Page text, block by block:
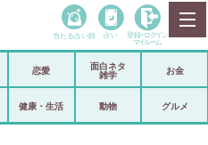
政治
当たる占い師 占い 登録• ログイン
マイルーム
恋愛
面白ネタ
雑学
お金
健康・生活 動物 グルメ